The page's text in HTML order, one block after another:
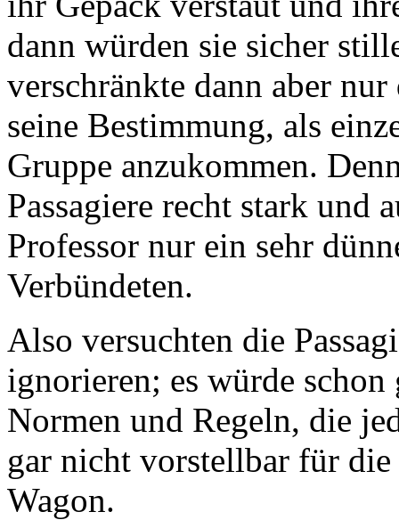
dann würden sie sicher
verschränkte dann aber
seine Bestimmung, als
Gruppe anzukommen.
Passagiere recht stark und
Professor nur ein sehr
Verbündeten.
Also versuchten die
ignorieren; es würde schon
Normen und Regeln, die
gar nicht vorstellbar für
Wagon.